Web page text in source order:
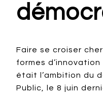
Faire se croiser
formes
était l’ambition du
Public, le 8 juin